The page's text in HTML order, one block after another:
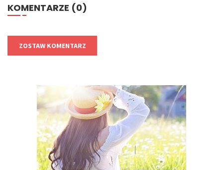
KOMENTARZE (0)
ZOSTAW KOMENTARZ